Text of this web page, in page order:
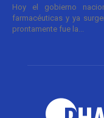
Hoy el gobierno
farmacéuticas y ya
prontamente fue la...